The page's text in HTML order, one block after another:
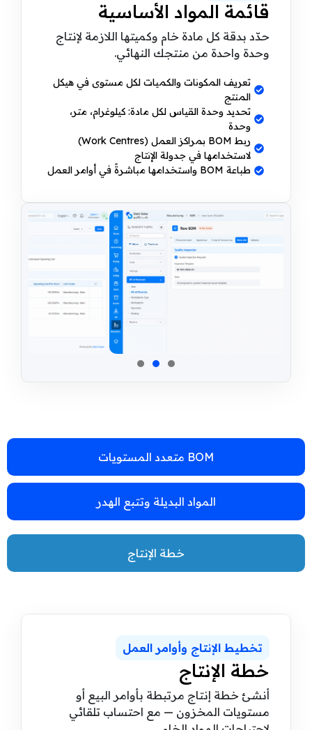
BOM متعدد المستويات
المواد البديلة وتتبع الهدر
قائمة المواد الأساسية
حدّد بدقة كل مادة خام وكميتها اللازمة لإنتاج
وحدة واحدة من منتجك النهائي.
تعريف المكونات والكميات لكل مستوى في هيكل
المنتج
تحديد وحدة القياس لكل مادة: كيلوغرام، متر،
وحدة
ربط BOM بمراكز العمل (Work Centres)
لاستخدامها في جدولة الإنتاج
طباعة BOM واستخدامها مباشرةً في أوامر العمل
خطة الإنتاج
خطة الإنتاج
أنشئ خطة إنتاج مرتبطة بأوامر البيع أو
مستويات المخزون — مع احتساب تلقائي
تخطيط الإنتاج وأوامر العمل